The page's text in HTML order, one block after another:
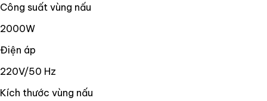
Công suất vùng nấu
2000W
Điện áp
220V/50 Hz
Kích thước vùng nấu